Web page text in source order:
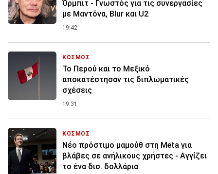
Όρμπιτ - Γνωστός για τις συνεργασίες
με Μαντόνα, Blur και U2
19:42
ΚΟΣΜΟΣ
Το Περού και το Μεξικό
αποκατέστησαν τις διπλωματικές
σχέσεις
19:31
ΚΟΣΜΟΣ
Nέο πρόστιμο μαμούθ στη Meta για
βλάβες σε ανήλικους χρήστες - Αγγίζει
το ένα δισ. δολλάρια